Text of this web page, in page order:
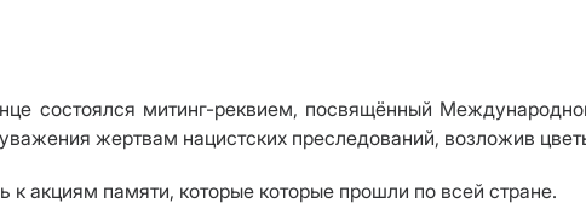
состоялся митинг-реквием, посвящённый
жертвам нацистских преследований, возложив
акциям памяти, которые которые прошли по всей стране.